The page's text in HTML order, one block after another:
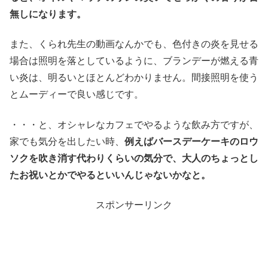
無しになります。
また、くられ先生の動画なんかでも、色付きの炎を見せる
場合は照明を落としているように、ブランデーが燃える青
い炎は、明るいとほとんどわかりません。間接照明を使う
とムーディーで良い感じです。
・・・と、オシャレなカフェでやるような飲み方ですが、
家でも気分を出したい時、 例えばバースデーケーキのロウ
ソクを吹き消す代わりくらいの気分で、大人のちょっとし
たお祝いとかでやるといいんじゃないかなと。
スポンサーリンク